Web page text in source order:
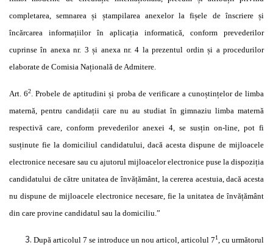
completarea, semnarea și ștampilarea anexelor la fișele de înscriere și
încărcarea informațiilor în aplicația informatică, conform prevederilor
cuprinse în anexa nr. 3 și anexa nr. 4 la prezentul ordin și a procedurilor
elaborate de Comisia Națională de Admitere.
Art. 62
. Probele de aptitudini și proba de verificare a cunoștințelor de limba
maternă, pentru candidații care nu au studiat în gimnaziu limba maternă
respectivă care, conform prevederilor anexei 4, se susțin on-line, pot fi
susținute fie la domiciliul candidatului, dacă acesta dispune de mijloacele
electronice necesare sau cu ajutorul mijloacelor electronice puse la dispoziția
candidatului de către unitatea de învățământ, la cererea acestuia, dacă acesta
nu dispune de mijloacele electronice necesare, fie la unitatea de învățământ
din care provine candidatul sau la domiciliu.”
După articolul 7 se introduce un nou articol, articolul 71
, cu următorul